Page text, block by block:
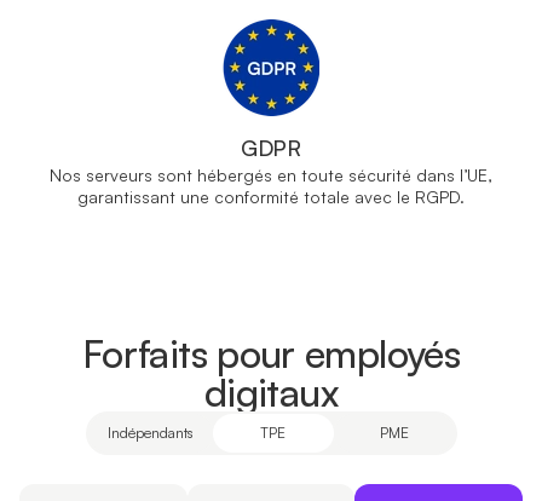
GDPR
Nos serveurs sont hébergés en toute sécurité dans l’UE,
garantissant une conformité totale avec le RGPD.
Forfaits pour employés
digitaux
Indépendants TPE PME